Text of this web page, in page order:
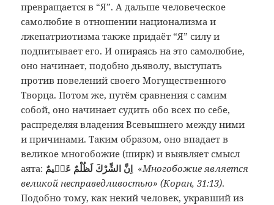
превращается в “Я”. А дальше человеческое
самолюбие в отношении национализма и
лжепатриотизма также придаёт “Я” силу и
подпитывает его. И опираясь на это самолюбие,
оно начинает, подобно дьяволу, выступать
против повелений своего Могущественного
Творца. Потом же, путём сравнения с самим
собой, оно начинает судить обо всех по себе,
распределяя владения Всевышнего между ними
и причинами. Таким образом, оно впадает в
великое многобожие (ширк) и выявляет смысл
аята:
«Многобожие является
великой несправедливостью» (Коран, 31:13).
Подобно тому, как некий человек, укравший из